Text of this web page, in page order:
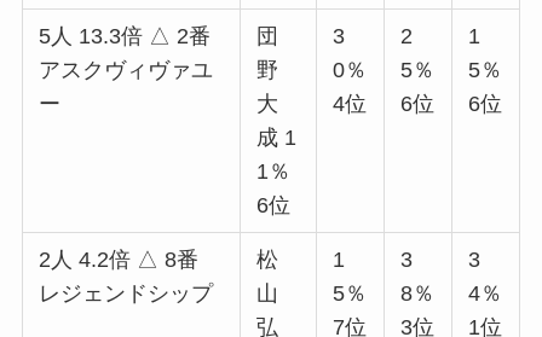
5人 13.3倍 △ 2番
アスクヴィヴァユ
ー
団
野
大
成 1
1％
6位
3
0％
4位
2
5％
6位
1
5％
6位
2人 4.2倍 △ 8番
レジェンドシップ
松
山
弘
1
5％
7位
3
8％
3位
3
4％
1位